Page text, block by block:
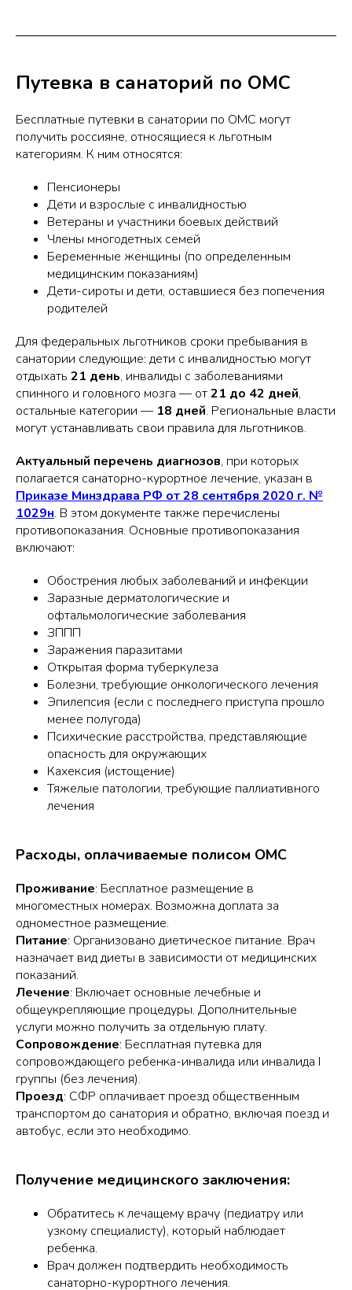
Путевка в санаторий по ОМС
Бесплатные путевки в санатории по ОМС могут
получить россияне, относящиеся к льготным
категориям. К ним относятся:
Пенсионеры
Дети и взрослые с инвалидностью
Ветераны и участники боевых действий
Члены многодетных семей
Беременные женщины (по определенным
медицинским показаниям)
Дети-сироты и дети, оставшиеся без попечения
родителей
Для федеральных льготников сроки пребывания в
санатории следующие: дети с инвалидностью могут
отдыхать 21 день, инвалиды с заболеваниями
спинного и головного мозга — от21 до 42 дней,
остальные категории — 18 дней. Региональные власти
могут устанавливать свои правила для льготников.
Актуальный перечень диагнозов, при которых
полагается санаторно-курортное лечение, указан в
Приказе Минздрава РФ от 28 сентября 2020 г. №
1029н. В этом документе также перечислены
противопоказания. Основные противопоказания
включают:
Обострения любых заболеваний и инфекции
Заразные дерматологические и
офтальмологические заболевания
ЗППП
Заражения паразитами
Открытая форма туберкулеза
Болезни, требующие онкологического лечения
Эпилепсия (если с последнего приступа прошло
менее полугода)
Психические расстройства, представляющие
опасность для окружающих
Кахексия (истощение)
Тяжелые патологии, требующие паллиативного
лечения
Расходы, оплачиваемые полисом ОМС
Проживание: Бесплатное размещение в
многоместных номерах. Возможна доплата за
одноместное размещение.
Питание: Организовано диетическое питание. Врач
назначает вид диеты в зависимости от медицинских
показаний.
Лечение: Включает основные лечебные и
общеукрепляющие процедуры. Дополнительные
услуги можно получить за отдельную плату.
Сопровождение: Бесплатная путевка для
сопровождающего ребенка-инвалида или инвалида I
группы (без лечения).
Проезд: СФР оплачивает проезд общественным
транспортом до санатория и обратно, включая поезд и
автобус, если это необходимо.
Получение медицинского заключения:
Обратитесь к лечащему врачу (педиатру или
узкому специалисту), который наблюдает
ребенка.
Врач должен подтвердить необходимость
санаторно-курортного лечения.